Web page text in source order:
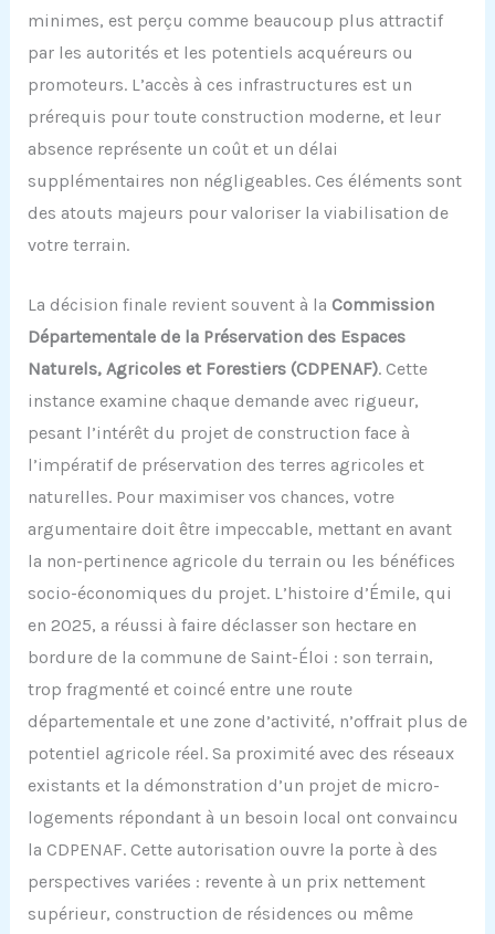
minimes, est perçu comme beaucoup plus attractif
par les autorités et les potentiels acquéreurs ou
promoteurs. L’accès à ces infrastructures est un
prérequis pour toute construction moderne, et leur
absence représente un coût et un délai
supplémentaires non négligeables. Ces éléments sont
des atouts majeurs pour valoriser la viabilisation de
votre terrain.
La décision finale revient souvent à la Commission
Départementale de la Préservation des Espaces
Naturels, Agricoles et Forestiers (CDPENAF). Cette
instance examine chaque demande avec rigueur,
pesant l’intérêt du projet de construction face à
l’impératif de préservation des terres agricoles et
naturelles. Pour maximiser vos chances, votre
argumentaire doit être impeccable, mettant en avant
la non-pertinence agricole du terrain ou les bénéfices
socio-économiques du projet. L’histoire d’Émile, qui
en 2025, a réussi à faire déclasser son hectare en
bordure de la commune de Saint-Éloi : son terrain,
trop fragmenté et coincé entre une route
départementale et une zone d’activité, n’offrait plus de
potentiel agricole réel. Sa proximité avec des réseaux
existants et la démonstration d’un projet de micro-
logements répondant à un besoin local ont convaincu
la CDPENAF. Cette autorisation ouvre la porte à des
perspectives variées : revente à un prix nettement
supérieur, construction de résidences ou même